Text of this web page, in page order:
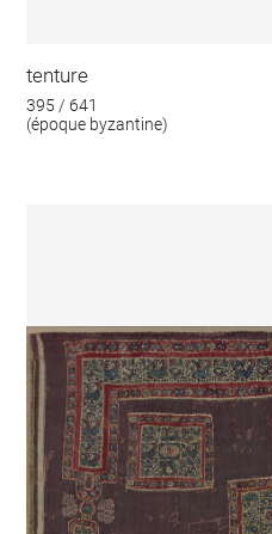
tenture
395 / 641
(époque byzantine)